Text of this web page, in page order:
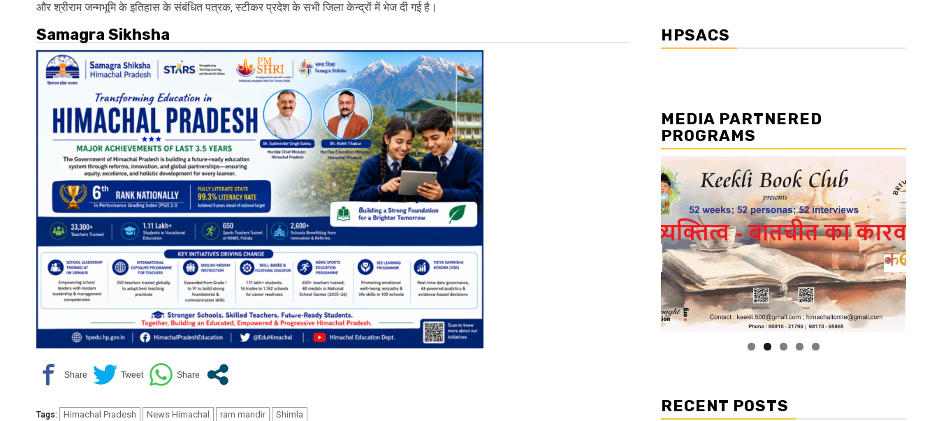
और श्रीराम जन्मभूमि के इतिहास के संबंधित पत्रक, स्टीकर प्रदेश के सभी जिला केन्द्रों में भेज दी गई है।
Samagra Sikhsha
Tags: Himachal Pradesh News Himachal ram mandir Shimla
HPSACS
MEDIA PARTNERED
PROGRAMS
RECENT POSTS